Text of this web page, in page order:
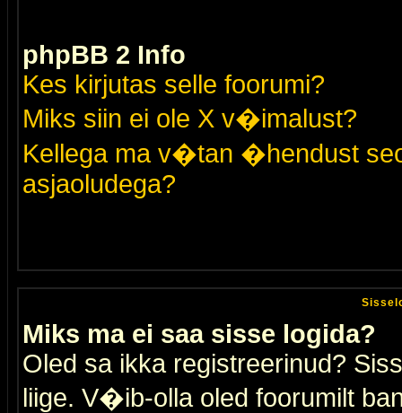
phpBB 2 Info
Kes kirjutas selle foorumi?
Miks siin ei ole X v�imalust?
Kellega ma v�tan �hendust
asjaoludega?
Miks ma ei saa sisse logida?
Oled sa ikka registreerinud?
liige. V�ib-olla oled foorumilt